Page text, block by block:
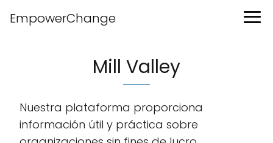
EmpowerChange
Mill Valley
Nuestra plataforma proporciona
información útil y práctica sobre